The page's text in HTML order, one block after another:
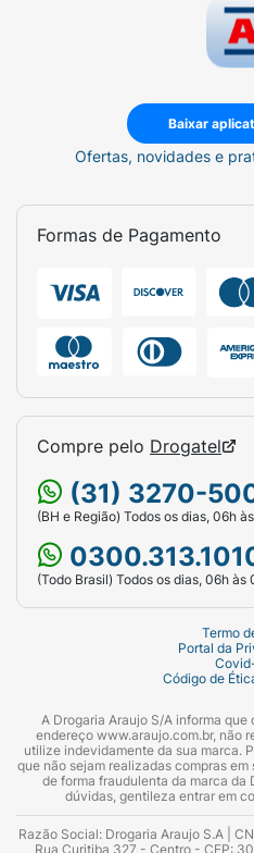
Baixar
Ofertas, novidades e
Formas de Pagamento
Compre pelo Drogatel
(31) 3270-
(BH e Região) Todos os dias, 06h
(Todo Brasil) Todos os dias, 06h às
Termo
Portal da
Código de
A Drogaria Araujo S/A informa
endereço www.araujo.com.br, não
utilize indevidamente da sua marca.
que não sejam realizadas compras
de forma fraudulenta da marca da
dúvidas, gentileza entrar em
Razão Social: Drogaria Araujo S.A |
Rua Curitiba 327 - Centro - CEP: